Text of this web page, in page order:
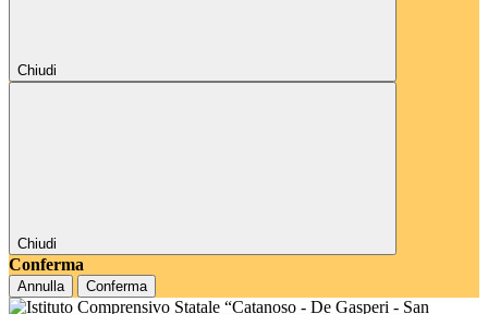
Chiudi
Chiudi
Conferma
Annulla Conferma